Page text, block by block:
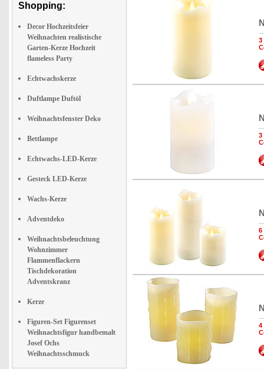
Shopping:
Decor Hochzeitsfeier
Weihnachten realistische
Garten-Kerze Hochzeit
flameless Party
Echtwachskerze
Duftlampe Duftöl
Weihnachtsfenster Deko
Bettlampe
Echtwachs-LED-Kerze
Gesteck LED-Kerze
Wachs-Kerze
Adventdeko
Weihnachtsbeleuchtung
Wohnzimmer
Flammenflackern
Tischdekoration
Adventskranz
Kerze
Figuren-Set Figurenset
Weihnachtsfigur handbemalt
Josef Ochs
Weihnachtsschmuck
3
3
6
4